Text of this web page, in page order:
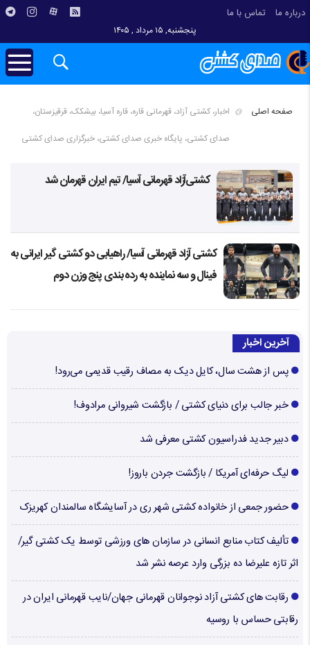
درباره ما تماس با ما
پنجشنبه, ۱۵ مرداد , ۱۴۰۵
صفحه اصلی
اخبار، کشتی آزاد، قهرمانی قاره، قاره آسیا، بیشکک، قرقیزستان،
صدای کشتی، پایگاه خبری صدای کشتی، خبرگزاری صدای کشتی
کشتی‌آزاد قهرمانی آسیا/ تیم ایران قهرمان شد
کشتی آزاد قهرمانی آسیا/ راهیابی دو کشتی گیر ایرانی به
فینال و سه نماینده به رده بندی پنج وزن دوم
آخرین اخبار
پس از هشت سال، کایل دیک به مصاف رقیب قدیمی می‌رود!
خبر جالب برای دنیای کشتی / بازگشت شیروانی مرادوف!
دبیر جدید فدراسیون کشتی معرفی شد
لیگ حرفه‌ای آمریکا / بازگشت جردن باروز!
حضور جمعی از خانواده کشتی شهر ری در آسایشگاه سالمندان کهریزک
تألیف کتاب منابع انسانی در سازمان های ورزشی توسط یک کشتی گیر/
اثر تازه علیرضا ده بزرگی وارد عرصه نشر شد
رقابت های کشتی آزاد نوجوانان قهرمانی جهان/نایب قهرمانی ایران در
رقابتی حساس با روسیه